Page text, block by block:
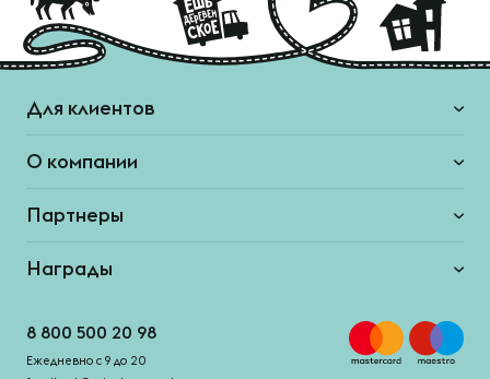
Для клиентов
О компании
Партнеры
Награды
8 800 500 20 98
Ежедневно с 9 до 20